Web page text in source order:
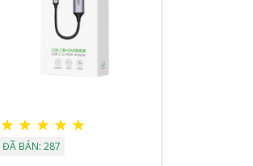
★ ★ ★ ★ ★
ĐÃ BÁN: 287